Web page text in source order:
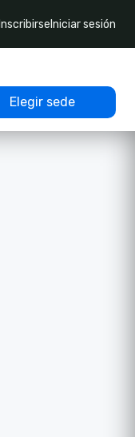
Inscribirse Iniciar sesión
Elegir sede